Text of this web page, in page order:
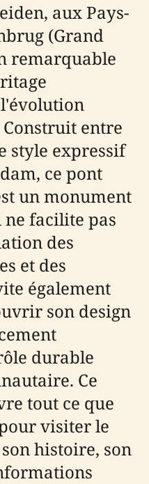
aux Pays-
(Grand
remarquable
entre
style expressif
ce pont
un monument
facilite pas
des
et des
également
son design
durable
Ce
tout ce que
visiter le
histoire, son